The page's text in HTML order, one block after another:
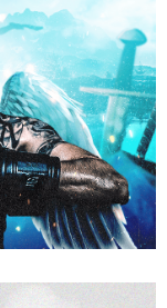
– BASKETBALL